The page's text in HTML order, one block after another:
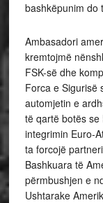
bashkëpunim do
Ambasadori
kremtojmë
FSK-së dhe
Forca e Sigurisë
automjetin e
të qartë botës
integrimin Euro-
ta forcojë
Bashkuara të
përmbushjen e
Ushtarake